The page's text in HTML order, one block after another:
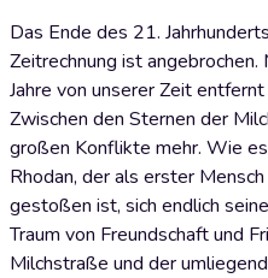
Das Ende des 21.
Zeitrechnung ist
Jahre von unserer Zeit
Zwischen den Sternen der
großen Konflikte mehr. Wie
Rhodan, der als erster
gestoßen ist, sich endlich
Traum von Freundschaft und
Milchstraße und der